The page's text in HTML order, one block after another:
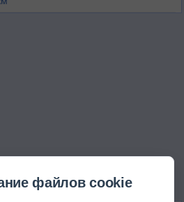
файлов cookie